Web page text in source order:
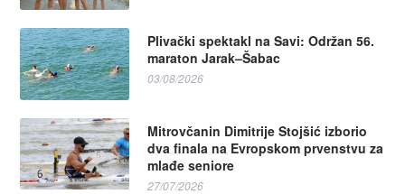
Plivački spektakl na Savi: Održan 56.
maraton Jarak–Šabac
03/08/2026
Mitrovčanin Dimitrije Stojšić izborio
dva finala na Evropskom prvenstvu za
mlađe seniore
27/07/2026